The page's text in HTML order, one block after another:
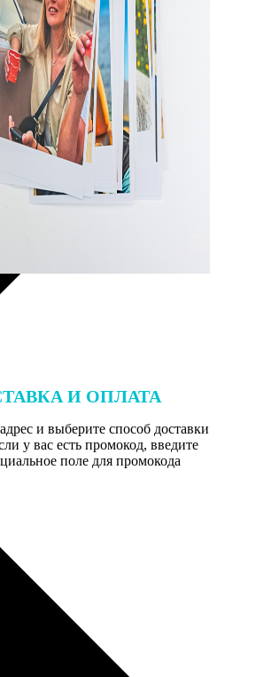
И ОПЛАТА
и выберите способ доставки
у вас есть промокод, введите
поле для промокода